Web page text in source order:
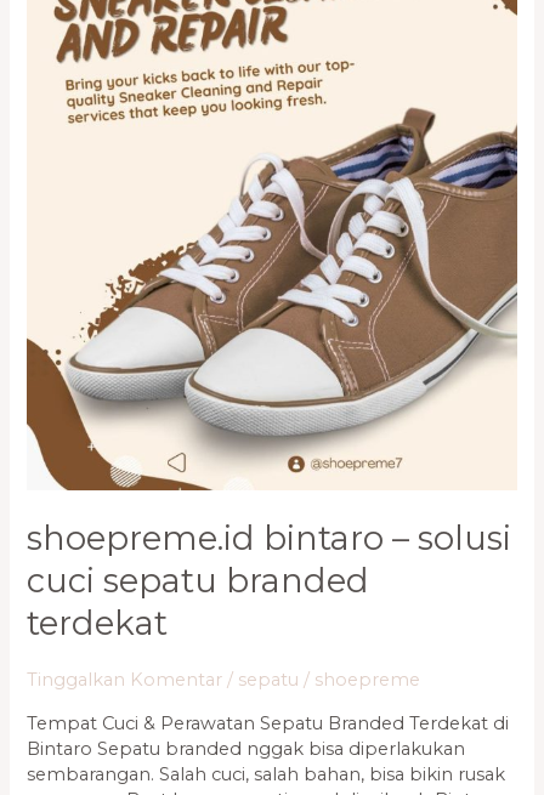
shoepreme.id bintaro – solusi
cuci sepatu branded
terdekat
Tinggalkan Komentar / sepatu / shoepreme
Tempat Cuci & Perawatan Sepatu Branded Terdekat di
Bintaro Sepatu branded nggak bisa diperlakukan
sembarangan. Salah cuci, salah bahan, bisa bikin rusak
Sepatu
Branded
Terdekat